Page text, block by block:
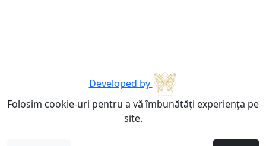
Developed by
Folosim cookie-uri pentru a vă îmbunătăți experiența pe
site.